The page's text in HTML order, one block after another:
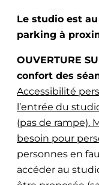
Le studio est
parking à
OUVERTURE
confort des
Accessibilité
l’entrée du
(pas de rampe).
besoin pour
personnes en
accéder au